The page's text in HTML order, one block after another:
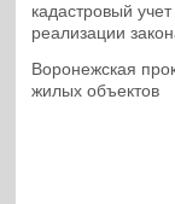
кадастровый
реализации
Воронежская
жилых объектов